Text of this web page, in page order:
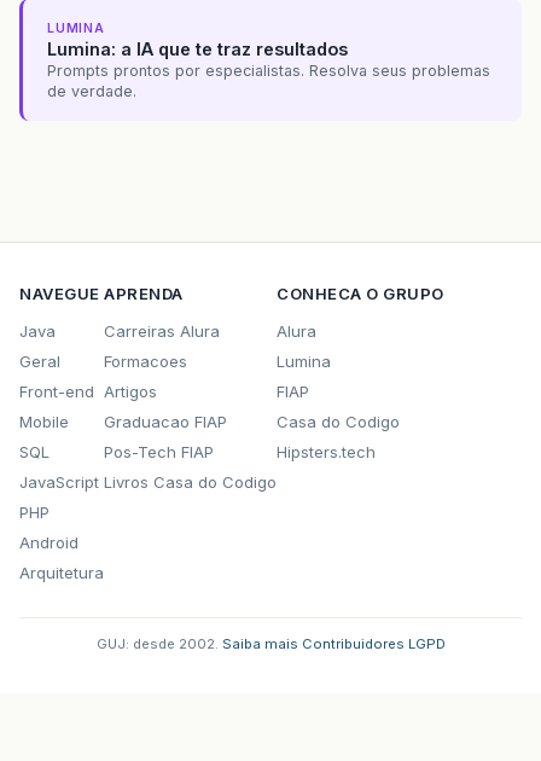
LUMINA
Lumina: a IA que te traz resultados
Prompts prontos por especialistas. Resolva seus problemas
de verdade.
NAVEGUE
Java
Geral
Front-end
Mobile
SQL
JavaScript
PHP
Android
Arquitetura
APRENDA
Carreiras Alura
Formacoes
Artigos
Graduacao FIAP
Pos-Tech FIAP
Livros Casa do Codigo
CONHECA O GRUPO
Alura
Lumina
FIAP
Casa do Codigo
Hipsters.tech
GUJ: desde 2002. Saiba mais Contribuidores LGPD